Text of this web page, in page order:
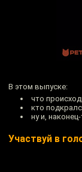
В этом выпуске:
что
кто
ну и,
Участвуй в